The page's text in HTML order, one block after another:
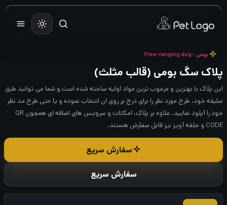
پرش
بومی - Free-ranging dog
پلاک سگ بومی (قالب مثلث)
این پلاک با بهترین و مرغوب ترین مواد اولیه ساخته شده است و شما می توانید طبق
سلیقه خود، طرح مورد نظر را برای درج بر روی ان انتخاب نموده و یا حتی طرح مد نظر
خود را آپلود نمایید. علاوه بر پلاک، امکانات و سرویس های اضافه ای همچون QR
CODE و حلقه آویز نیز قابل سفارش هستند.
سفارش سریع
سفارش سریع